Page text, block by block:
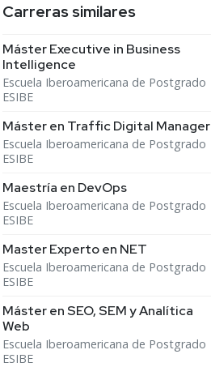
Carreras similares
Máster Executive in Business
Intelligence
Escuela Iberoamericana de Postgrado
ESIBE
Máster en Traffic Digital Manager
Escuela Iberoamericana de Postgrado
ESIBE
Maestría en DevOps
Escuela Iberoamericana de Postgrado
ESIBE
Master Experto en NET
Escuela Iberoamericana de Postgrado
ESIBE
Máster en SEO, SEM y Analítica
Web
Escuela Iberoamericana de Postgrado
ESIBE